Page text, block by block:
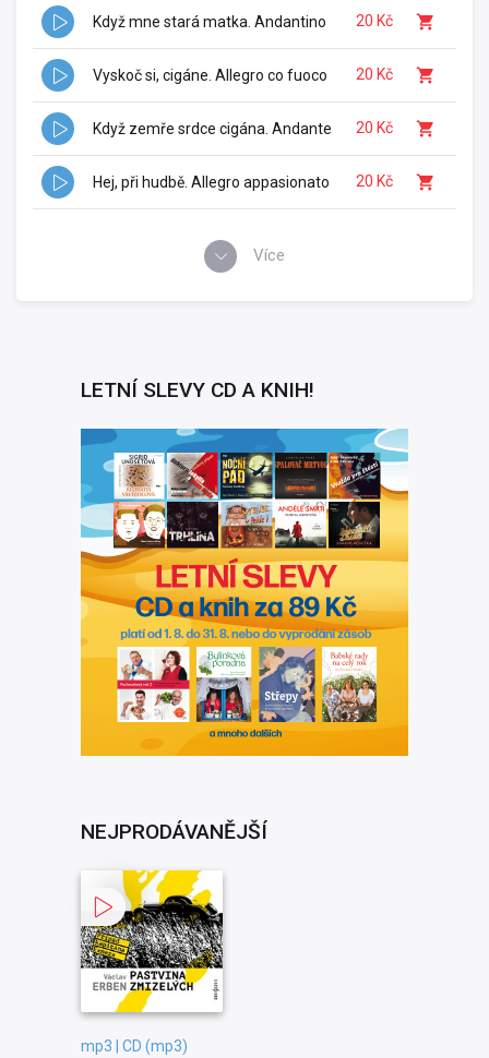
Když mne stará matka. Andantino 20 Kč
Vyskoč si, cigáne. Allegro co fuoco 20 Kč
Když zemře srdce cigána. Andante 20 Kč
Hej, při hudbě. Allegro appasionato 20 Kč
Více
LETNÍ SLEVY CD A KNIH!
NEJPRODÁVANĚJŠÍ
mp3 | CD (mp3)